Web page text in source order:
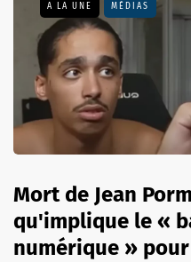
A LA UNE MÉDIAS
Mort de Jean
qu'implique le «
numérique »